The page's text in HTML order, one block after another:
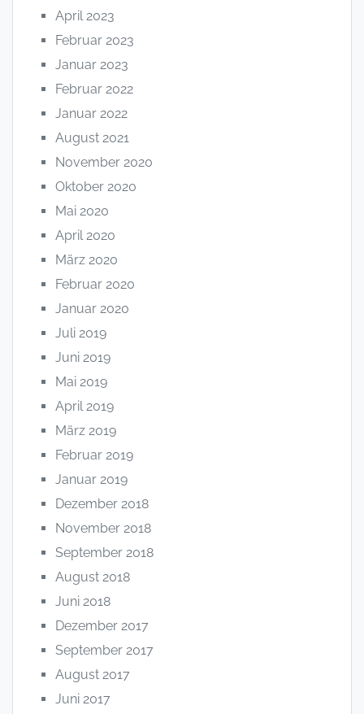
April 2023
Februar 2023
Januar 2023
Februar 2022
Januar 2022
August 2021
November 2020
Oktober 2020
Mai 2020
April 2020
März 2020
Februar 2020
Januar 2020
Juli 2019
Juni 2019
Mai 2019
April 2019
März 2019
Februar 2019
Januar 2019
Dezember 2018
November 2018
September 2018
August 2018
Juni 2018
Dezember 2017
September 2017
August 2017
Juni 2017